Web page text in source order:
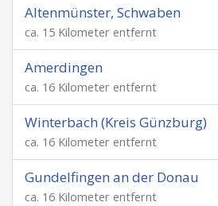
Altenmünster, Schwaben
ca. 15 Kilometer entfernt
Amerdingen
ca. 16 Kilometer entfernt
Winterbach (Kreis Günzburg)
ca. 16 Kilometer entfernt
Gundelfingen an der Donau
ca. 16 Kilometer entfernt